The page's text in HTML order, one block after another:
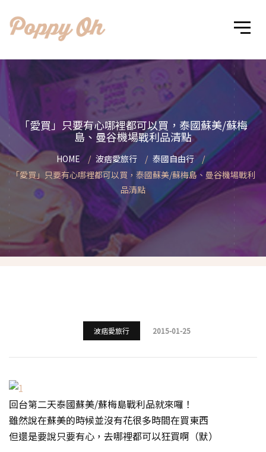
「愛買」只要有心哪裡都可以買，泰國蘇美/蘇梅
島、曼谷機場戰利品清點
HOME 波痞愛旅行
泰國自由行
「愛買」只要有心哪裡都可以買，泰國蘇美/蘇梅島、曼谷機場戰利
品清點
波痞愛旅行 2015-01-25
回台第二天泰國蘇美/蘇梅島戰利品就來囉！
雖然說在蘇美的時候並沒有花很多時間在買東西
但還是要說只要有心，去哪裡都可以狂買啊（默）